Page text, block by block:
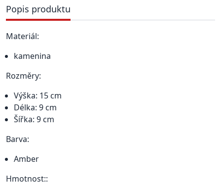
Popis produktu
Materiál:
kamenina
Rozměry:
Výška: 15 cm
Délka: 9 cm
Šířka: 9 cm
Barva:
Amber
Hmotnost::